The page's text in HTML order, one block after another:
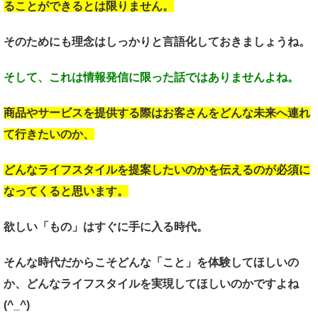
ることができるとは限りません。
そのためにも理念は しっかりと言語化しておきましょうね。
そして、これは情報発信に限った話ではありませんよね。
商品やサービスを提供する際はお客さんをどんな未来へ連れ
て行きたいのか、
どんなライフスタイルを提案したいのかを伝えるのが必須に
なってくると思います。
欲しい「もの」はすぐに手に入る時代。
そんな時代だからこそどんな「こと」を体験してほしいの
か、
どんなライフスタイルを実現してほしいのかですよね
(^_^)